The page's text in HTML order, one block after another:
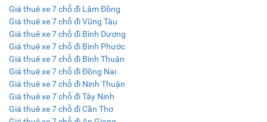
Giá thuê xe 7 chỗ đi Lâm Đồng
Giá thuê xe 7 chỗ đi Vũng Tàu
Giá thuê xe 7 chỗ đi Bình Dương
Giá thuê xe 7 chỗ đi Bình Phước
Giá thuê xe 7 chỗ đi Bình Thuận
Giá thuê xe 7 chỗ đi Đồng Nai
Giá thuê xe 7 chỗ đi Ninh Thuận
Giá thuê xe 7 chỗ đi Tây Ninh
Giá thuê xe 7 chỗ đi Cần Thơ